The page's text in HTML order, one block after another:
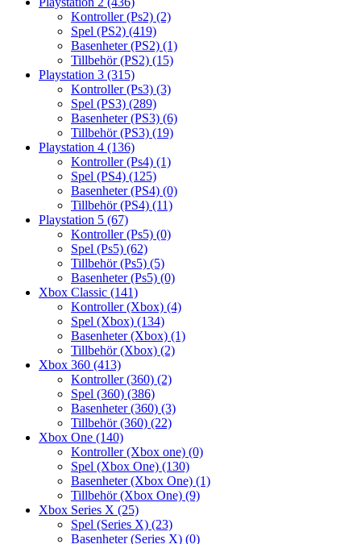
Kontroller (Ps2) (2)
Spel (PS2) (419)
Basenheter (PS2) (1)
Tillbehör (PS2) (15)
Playstation 3 (315)
Kontroller (Ps3) (3)
Spel (PS3) (289)
Basenheter (PS3) (6)
Tillbehör (PS3) (19)
Playstation 4 (136)
Kontroller (Ps4) (1)
Spel (PS4) (125)
Basenheter (PS4) (0)
Tillbehör (PS4) (11)
Playstation 5 (67)
Kontroller (Ps5) (0)
Spel (Ps5) (62)
Tillbehör (Ps5) (5)
Basenheter (Ps5) (0)
Xbox Classic (141)
Kontroller (Xbox) (4)
Spel (Xbox) (134)
Basenheter (Xbox) (1)
Tillbehör (Xbox) (2)
Xbox 360 (413)
Kontroller (360) (2)
Spel (360) (386)
Basenheter (360) (3)
Tillbehör (360) (22)
Xbox One (140)
Kontroller (Xbox one) (0)
Spel (Xbox One) (130)
Basenheter (Xbox One) (1)
Tillbehör (Xbox One) (9)
Xbox Series X (25)
Spel (Series X) (23)
Basenheter (Series X) (0)